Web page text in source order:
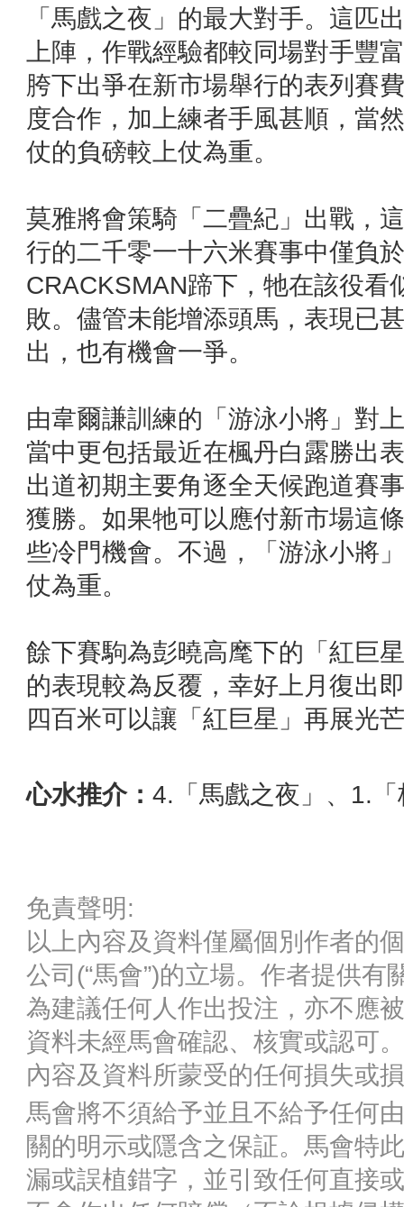
「馬戲之夜」的最大對手。這匹
上陣，作戰經驗都較同場對手豐
胯下出爭在新市場舉行的表列賽
度合作，加上練者手風甚順，當
仗的負磅較上仗為重。
莫雅將會策騎「二疊紀」出戰，
行的二千零一十六米賽事中僅負
CRACKSMAN蹄下，牠在該役看
敗。儘管未能增添頭馬，表現已
出，也有機會一爭。
由韋爾謙訓練的「游泳小將」對
當中更包括最近在楓丹白露勝出
出道初期主要角逐全天候跑道賽
獲勝。如果牠可以應付新市場這
些冷門機會。不過，「游泳小將
仗為重。
餘下賽駒為彭曉高麾下的「紅巨
的表現較為反覆，幸好上月復出
四百米可以讓「紅巨星」再展光
心水推介： 4.「馬戲之夜」、1.
免責聲明:
以上內容及資料僅屬個別作者的
公司(“馬會”)的立場。作者提供
為建議任何人作出投注，亦不應
資料未經馬會確認、核實或認可
內容及資料所蒙受的任何損失或
馬會將不須給予並且不給予任何
關的明示或隱含之保証。馬會特
漏或誤植錯字，並引致任何直接